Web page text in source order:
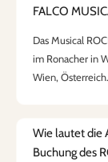
FALCO
Das Musical
im Ronacher in
Wien, Österreich.
Wie lautet die
Buchung des